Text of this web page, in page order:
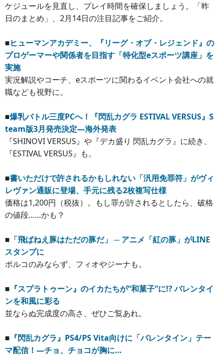
ケジュールを見直し、プレイ時間を確保しましょう。「昨
日のまとめ」、2月14日の注目記事をご紹介。
■ヒューマンアカデミー、『リーグ・オブ・レジェンド』の
プロゲーマーや関係者を目指す「特化型eスポーツ講座」を
実施
実況解説やコーチ、eスポーツに関わるイベント会社への就
職なども視野に。
■爆乳バトル三度PCへ！『閃乱カグラ ESTIVAL VERSUS』S
team版3月発売決定―海外発表
『SHINOVI VERSUS』や『デカ盛り 閃乱カグラ』に続き、
『ESTIVAL VERSUS』も。
■書いただけで許されるかもしれない「汎用免罪符」がヴィ
レヴァン通販に登場、手元に残る2枚複写仕様
価格は1,200円（税抜）。もし罪が許されるとしたら、破格
の値段……かも？
■ 「飛ばねえ豚はただの豚だ」 ─ アニメ「紅の豚」がLINE
スタンプに
ポルコのみならず、フィオやジーナも。
■ 『スプラトゥーン』のイカたちが“和菓子”に!? バレンタイ
ンを和風に彩る
並ならぬ完成度の高さ、ぜひご覧あれ。
■ 『閃乱カグラ』PS4/PS Vita向けに「バレンタイン」テー
マ配信！―チョ、チョコが胸に…